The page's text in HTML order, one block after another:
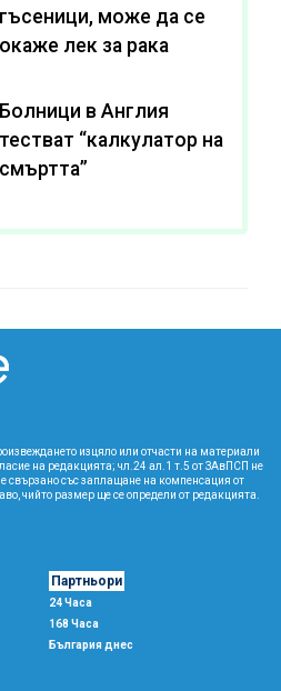
гъсеници, може да се
окаже лек за рака
Болници в Англия
тестват “калкулатор на
смъртта”
изцяло или отчасти на материали
на редакцията; чл.24 ал.1 т.5 от ЗАвПСП не
свързано със заплащане на компенсация от
чийто размер ще се определи от редакцията.
Партньори
24 Часа
168 Часа
България днес